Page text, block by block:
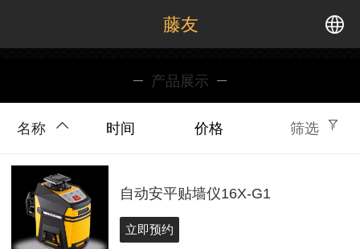
藤友
产品展示
名称 时间 价格 筛选
自动安平贴墙仪16X-G1
立即预约